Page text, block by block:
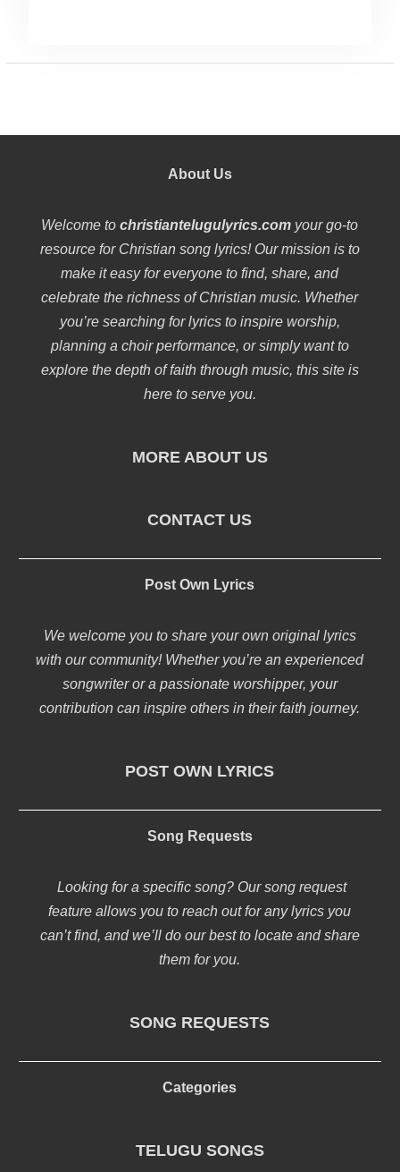
About Us
Welcome tochristiantelugulyrics.com your go-to
resource for Christian song lyrics! Our mission is to
make it easy for everyone to find, share, and
celebrate the richness of Christian music. Whether
you’re searching for lyrics to inspire worship,
planning a choir performance, or simply want to
explore the depth of faith through music, this site is
here to serve you.
MORE ABOUT US
CONTACT US
Post Own Lyrics
We welcome you to share your own original lyrics
with our community! Whether you’re an experienced
songwriter or a passionate worshipper, your
contribution can inspire others in their faith journey.
POST OWN LYRICS
Song Requests
Looking for a specific song? Our song request
feature allows you to reach out for any lyrics you
can’t find, and we’ll do our best to locate and share
them for you.
SONG REQUESTS
Categories
TELUGU SONGS